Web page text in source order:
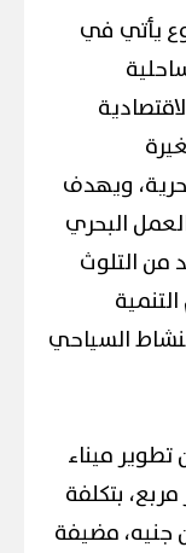
يأتي في
ويهدف
البحري
من التلوث
السياحي
تطوير ميناء
48 ألف متر مربع، بتكلفة
إلى نحو 600 مليون جنيه، مضيفة